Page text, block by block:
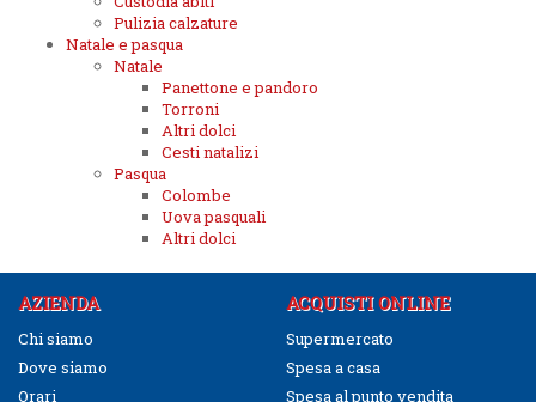
Pulizia calzature
Natale e pasqua
Natale
Panettone e pandoro
Torroni
Altri dolci
Cesti natalizi
Pasqua
Colombe
Uova pasquali
Altri dolci
AZIENDA
Chi siamo
Dove siamo
Orari
ACQUISTI ONLINE
Supermercato
Spesa a casa
Spesa al punto vendita